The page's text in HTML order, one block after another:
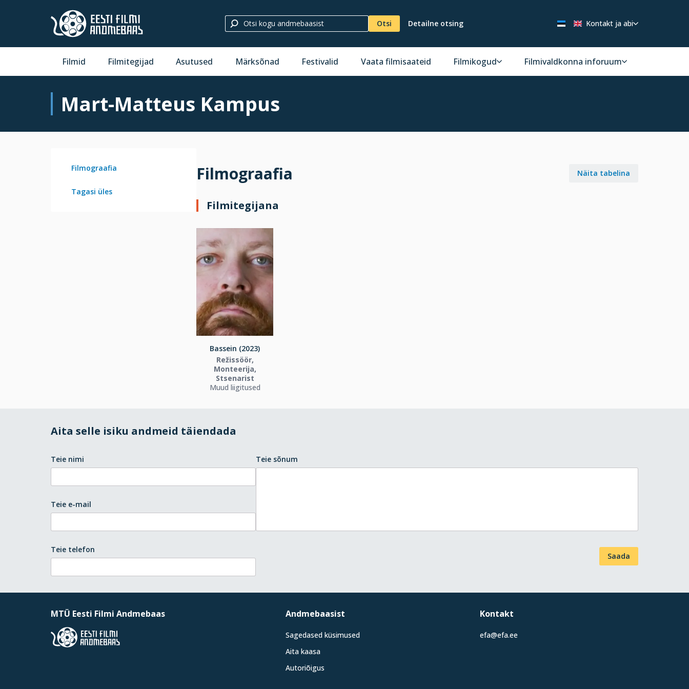
Otsi Detailne otsing Kontakt ja abi
Filmid Filmitegijad Asutused Märksõnad Festivalid Vaata filmisaateid Filmikogud Filmivaldkonna inforuum
Mart-Matteus Kampus
Filmograafia
Tagasi üles
Filmograafia Näita tabelina
Filmitegijana
Bassein (2023)
Režissöör,
Monteerija,
Stsenarist
Muud liigitused
Aita selle isiku andmeid täiendada
Teie nimi
Teie e-mail
Teie telefon
Teie sõnum
Saada
MTÜ Eesti Filmi Andmebaas Andmebaasist
Sagedased küsimused
Aita kaasa
Autoriõigus
Kontakt
efa@efa.ee